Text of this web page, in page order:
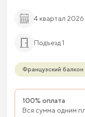
4 квартал 2026
Подъезд 1
Французский балкон
100% оплата
Вся сумма одним